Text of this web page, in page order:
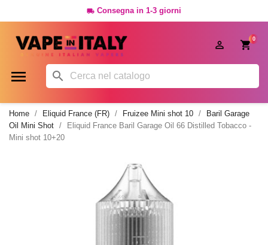
 Consegna in 1-3 giorni
0

 
Home Eliquid France (FR) Fruizee Mini shot 10
Baril Garage
Oil Mini Shot
Eliquid France Baril Garage Oil 66 Distilled Tobacco -
Mini shot 10+20